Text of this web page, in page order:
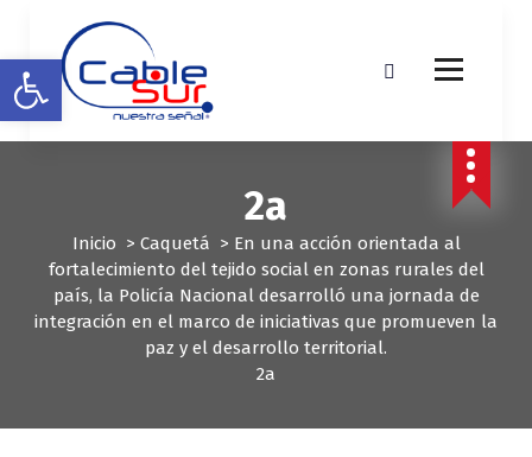
Abrir barra de herramientas
l
a
r
o
2a
Inicio > Caquetá > En una acción orientada al
fortalecimiento del tejido social en zonas rurales del
país, la Policía Nacional desarrolló una jornada de
integración en el marco de iniciativas que promueven la
paz y el desarrollo territorial.
2a